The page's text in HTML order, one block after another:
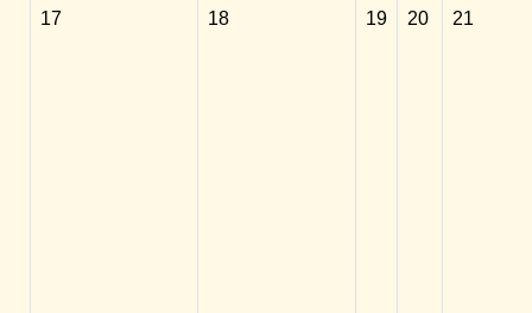
17 18 19 20 21